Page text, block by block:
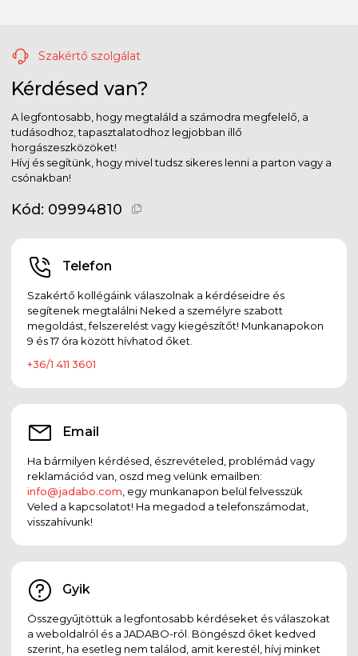
Szakértő szolgálat
Kérdésed van?
A legfontosabb, hogy megtaláld a számodra megfelelő, a
tudásodhoz, tapasztalatodhoz legjobban illő
horgászeszközöket!
Hívj és segítünk, hogy mivel tudsz sikeres lenni a parton vagy a
csónakban!
Kód: 09994810
Telefon
Szakértő kollégáink válaszolnak a kérdéseidre és
segítenek megtalálni Neked a személyre szabott
megoldást, felszerelést vagy kiegészítőt! Munkanapokon
9 és 17 óra között hívhatod őket.
+36/1 411 3601
Email
Ha bármilyen kérdésed, észrevételed, problémád vagy
reklamációd van, oszd meg velünk emailben:
info@jadabo.com , egy munkanapon belül felvesszük
Veled a kapcsolatot! Ha megadod a telefonszámodat,
visszahívunk!
Gyik
Összegyűjtöttük a legfontosabb kérdéseket és válaszokat
a weboldalról és a JADABO-ról. Böngészd őket kedved
szerint, ha esetleg nem találod, amit kerestél, hívj minket